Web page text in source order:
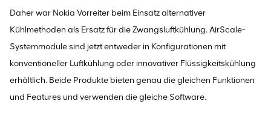
Daher war Nokia Vorreiter beim Einsatz alternativer
Kühlmethoden als Ersatz für die Zwangsluftkühlung. AirScale-
Systemmodule sind jetzt entweder in Konfigurationen mit
konventioneller Luftkühlung oder innovativer Flüssigkeitskühlung
erhältlich. Beide Produkte bieten genau die gleichen Funktionen
und Features und verwenden die gleiche Software.